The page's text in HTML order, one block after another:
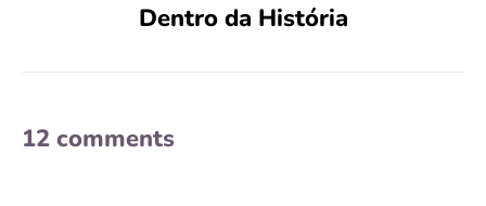
Dentro da História
12 comments